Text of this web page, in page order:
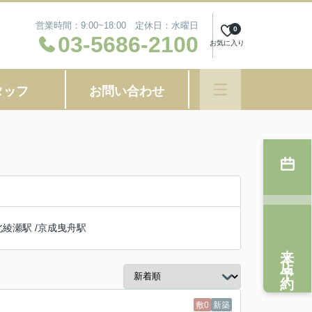
営業時間：9:00~18:00 定休日：水曜日
03-5686-2100 お気に入り
0
ッフ お問い合わせ
綾瀬駅 /京成曳舟駅
敷0 新築
来店予約